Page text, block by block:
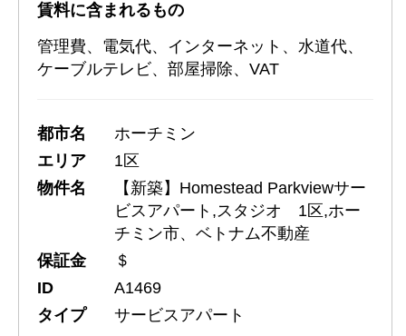
賃料に含まれるもの
管理費、電気代、インターネット、水道代、
ケーブルテレビ、部屋掃除、VAT
都市名
ホーチミン
エリア
1区
物件名
【新築】Homestead Parkviewサー
ビスアパート,スタジオ 1区,ホー
チミン市、ベトナム不動産
保証金
＄
ID
A1469
タイプ
サービスアパート